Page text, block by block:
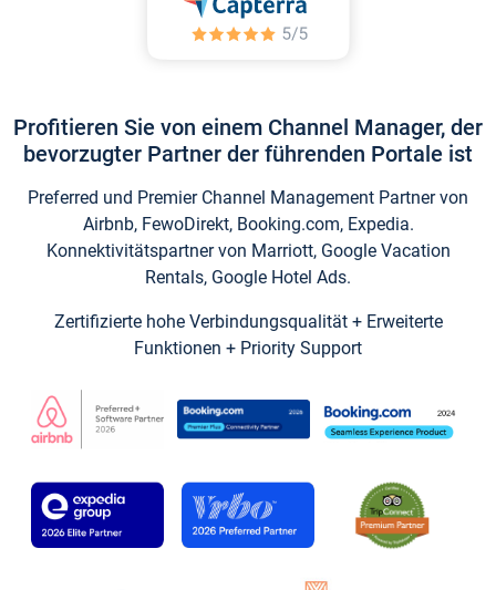
Profitieren Sie von einem Channel Manager, der
bevorzugter Partner der führenden Portale ist
Preferred und Premier Channel Management Partner von
Airbnb, FewoDirekt, Booking.com, Expedia.
Konnektivitätspartner von Marriott, Google Vacation
Rentals, Google Hotel Ads.
Zertifizierte hohe Verbindungsqualität + Erweiterte
Funktionen + Priority Support